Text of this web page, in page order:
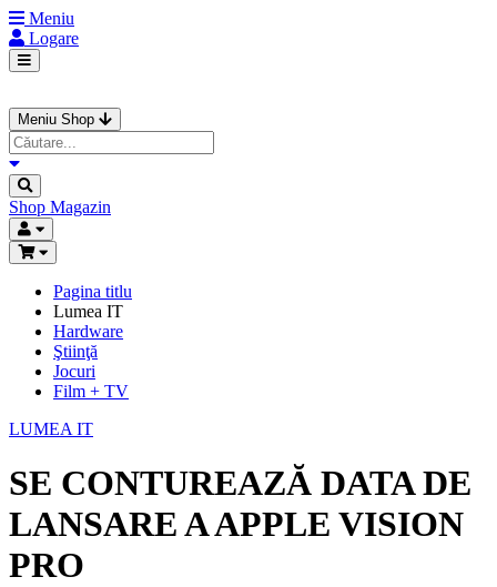
Meniu
Logare
Meniu Shop
Shop Magazin
Pagina titlu
Lumea IT
Hardware
Ştiinţă
Jocuri
Film + TV
LUMEA IT
SE CONTUREAZĂ DATA DE
LANSARE A APPLE VISION
PRO